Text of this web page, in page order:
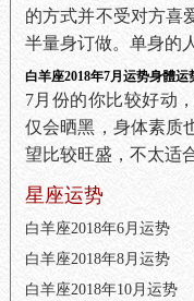
的方式并不受对方喜
半量身订做。单身的
白羊座2018年7月运势身體运
7月份的你比较好动
仅会晒黑，身体素质
望比较旺盛，不太适
星座运势
白羊座2018年6月运势
白羊座2018年8月运势
白羊座2018年10月运势